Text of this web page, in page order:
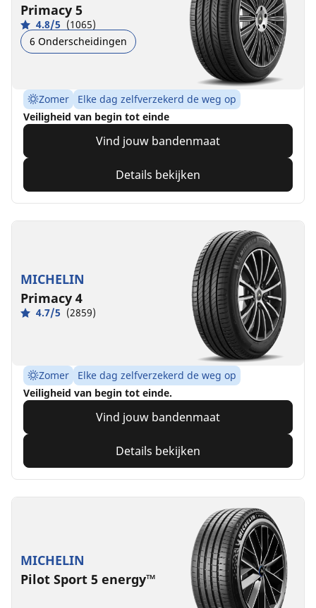
Primacy 5
4.8/5 (1065)
6 Onderscheidingen
Zomer
Elke dag zelfverzekerd de weg op
Veiligheid van begin tot einde
Vind jouw bandenmaat
Details bekijken
MICHELIN
Primacy 4
4.7/5 (2859)
Zomer
Elke dag zelfverzekerd de weg op
Veiligheid van begin tot einde.
Vind jouw bandenmaat
Details bekijken
MICHELIN
Pilot Sport 5 energy™